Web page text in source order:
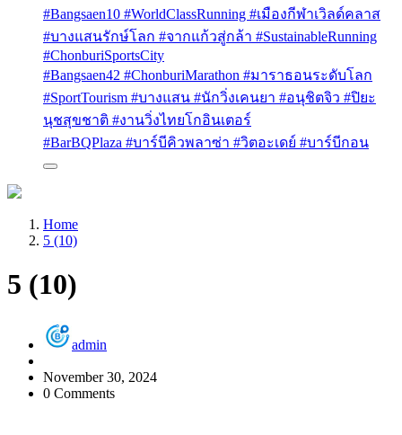
#Bangsaen10 #WorldClassRunning #เมืองกีฬาเวิลด์คลาส
#บางแสนรักษ์โลก #จากแก้วสู่กล้า #SustainableRunning
#ChonburiSportsCity
#Bangsaen42 #ChonburiMarathon #มาราธอนระดับโลก
#SportTourism #บางแสน #นักวิ่งเคนยา #อนุชิตจิว #ปิยะ
นุชสุขชาติ #งานวิ่งไทยโกอินเตอร์
#BarBQPlaza #บาร์บีคิวพลาซ่า #วิตอะเดย์ #บาร์บีกอน
Home
5 (10)
5 (10)
admin
November 30, 2024
0 Comments